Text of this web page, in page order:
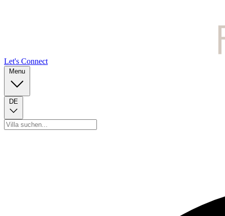
Let's Connect